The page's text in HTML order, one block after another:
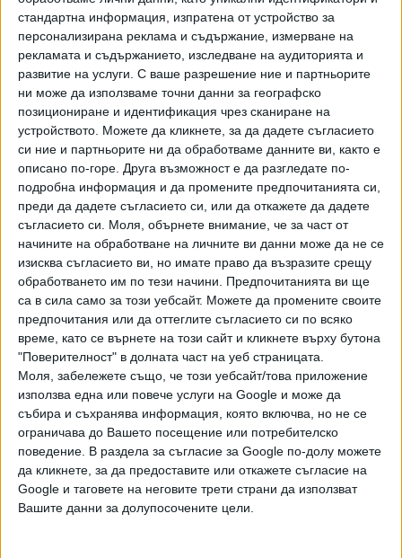
стандартна информация, изпратена от устройство за
персонализирана реклама и съдържание, измерване на
рекламата и съдържанието, изследване на аудиторията и
развитие на услуги. С ваше разрешение ние и партньорите
ни може да използваме точни данни за географско
позициониране и идентификация чрез сканиране на
устройството. Можете да кликнете, за да дадете съгласието
си ние и партньорите ни да обработваме данните ви, както е
описано по-горе. Друга възможност е да разгледате по-
подробна информация и да промените предпочитанията си,
преди да дадете съгласието си, или да откажете да дадете
съгласието си.
Моля, обърнете внимание, че за част от
начините на обработване на личните ви данни може да не се
изисква съгласието ви, но имате право да възразите срещу
обработването им по тези начини. Предпочитанията ви ще
са в сила само за този уебсайт. Можете да промените своите
предпочитания или да оттеглите съгласието си по всяко
време, като се върнете на този сайт и кликнете върху бутона
"Поверителност" в долната част на уеб страницата.
Моля, забележете също, че този уебсайт/това приложение
използва една или повече услуги на Google и може да
събира и съхранява информация, която включва, но не се
ограничава до Вашето посещение или потребителско
поведение. В раздела за съгласие за Google по-долу можете
да кликнете, за да предоставите или откажете съгласие на
Google и таговете на неговите трети страни да използват
Вашите данни за долупосочените цели.
Доведеният син на Елдар Рязанов (от втората му
съпруга Нина) – режисьорът, сценарист и декан на
режисьорския факултет на ВГИК Николай Скуйбин, в
интервю за News.ru характеризира бъдещия филм като
„чисто комерсиален проект“. Той предполага, че
предстоящата филмова пародия на лентите на Рязанов
може да се превърне в „още една проява на лош вкус“.
„Но пък от друга страна, щом искат да пародират – нека
пародират. Пародира се това, което е популярно, нали
така? Аз бих предпочел да не се докосват до тези
филми, но нищо не можем да направим срещу това“,
добавя Скуйбин. Руското законодателство позволява
създаването на произведения в жанра на музикалната
пародия без съгласието на автора или друг носител на
авторското право и без заплащане на възнаграждение,
разясняват юристи.
Продуцентът и тв водещ Михаил Ширвиндт, чийто баща
Александър Ширвиндт е сред актьорите в класическата
комедия от 1975 г., нарича новата версия „пошлост и
безобразие“. 88-годишният Ширвиндт-старши е по-
сдържан: той се обявява против осъвременяването на
култови стари филми, но смята, че от пародирането им
би могло понякога да се получи и нещо интересно. В